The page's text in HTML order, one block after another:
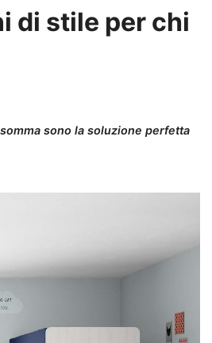
di stile per chi
sono la soluzione perfetta